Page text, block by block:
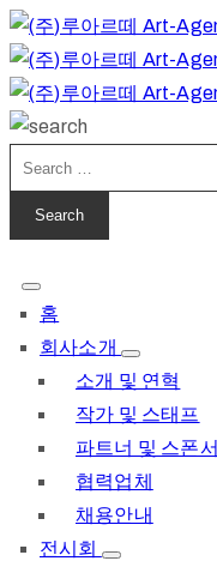
홈
회사소개
소개 및 연혁
작가 및 스태프
파트너 및 스폰서
협력업체
채용안내
전시회